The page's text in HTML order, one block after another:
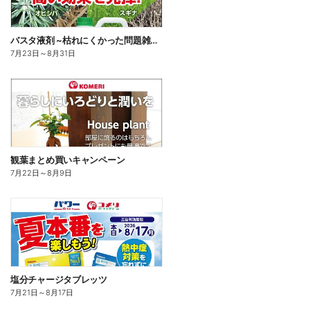
バスタ液剤 ~枯れにくかった問題雑草に高い効果を発揮!~
7月23日 ～8月31日
観葉まとめ買いキャンペーン
7月22日 ～8月9日
塩分チャージタブレッツ
7月21日 ～8月17日